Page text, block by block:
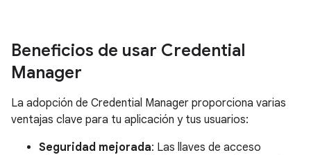
Beneficios de usar Credential
Manager
La adopción de Credential Manager proporciona varias
ventajas clave para tu aplicación y tus usuarios:
Seguridad mejorada: Las llaves de acceso